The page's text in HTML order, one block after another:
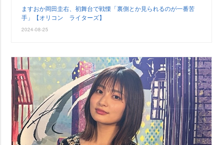
ますおか岡田圭右、初舞台で戦慄「裏側とか見られるのが一番苦
手」【オリコン ライターズ】
2024-08-25